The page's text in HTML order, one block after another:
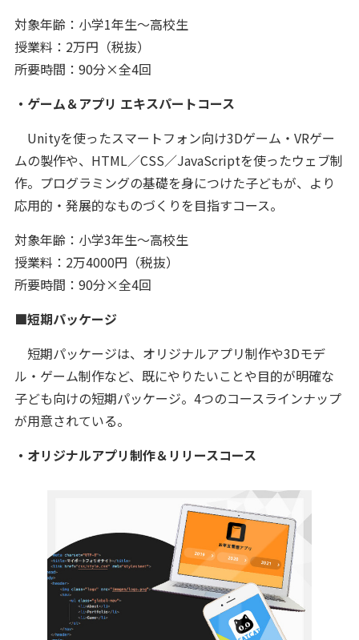
対象年齢：小学1年生～高校生
授業料：2万円（税抜）
所要時間：90分×全4回
・ゲーム＆アプリ エキスパートコース
Unityを使ったスマートフォン向け3Dゲーム・VRゲー
ムの製作や、HTML／CSS／JavaScriptを使ったウェブ制
作。プログラミングの基礎を身につけた子どもが、より
応用的・発展的なものづくりを目指すコース。
対象年齢：小学3年生～高校生
授業料：2万4000円（税抜）
所要時間：90分×全4回
■短期パッケージ
短期パッケージは、オリジナルアプリ制作や3Dモデ
ル・ゲーム制作など、既にやりたいことや目的が明確な
子ども向けの短期パッケージ。4つのコースラインナップ
が用意されている。
・オリジナルアプリ制作＆リリースコース